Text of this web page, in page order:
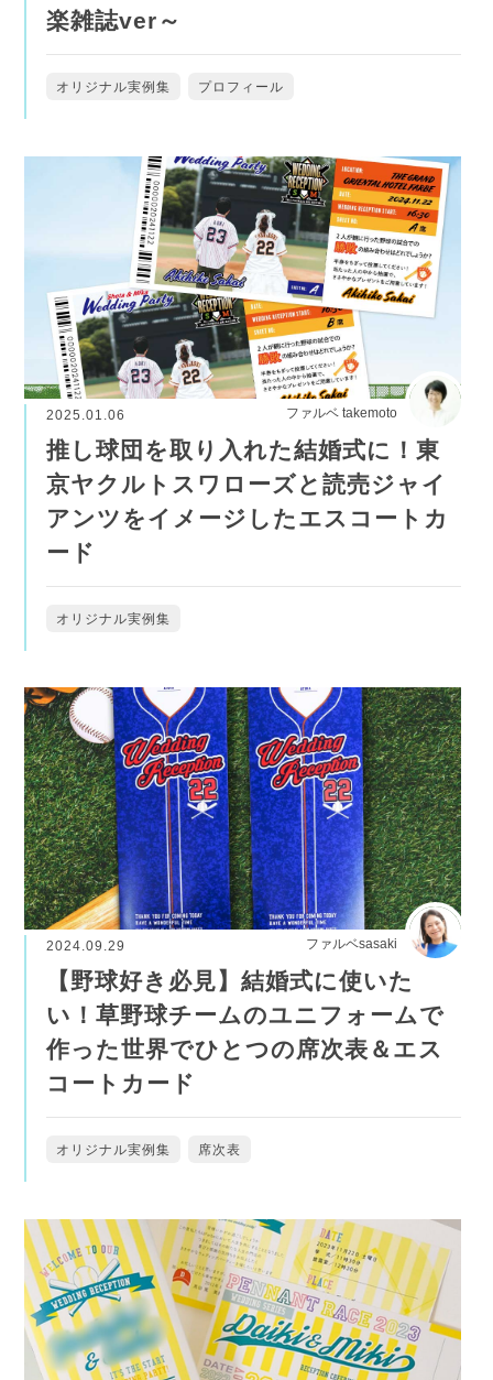
楽雑誌ver～
オリジナル実例集 プロフィール
ファルベ takemoto
2025.01.06
推し球団を取り入れた結婚式に！東
京ヤクルトスワローズと読売ジャイ
アンツをイメージしたエスコートカ
ード
オリジナル実例集
ファルベsasaki
2024.09.29
【野球好き必見】結婚式に使いた
い！草野球チームのユニフォームで
作った世界でひとつの席次表＆エス
コートカード
オリジナル実例集 席次表